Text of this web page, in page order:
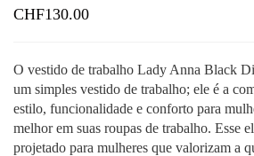
CHF130.00
O vestido de trabalho Lady Anna Black
um simples vestido de trabalho; ele é a
estilo, funcionalidade e conforto para
melhor em suas roupas de trabalho. Esse
projetado para mulheres que valorizam a